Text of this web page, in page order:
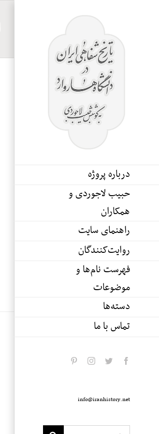
درباره پروژه
حبیب لاجوردی و
همکاران
راهنمای سایت
روایت‌کنندگان
فهرست نام‌ها و
موضوعات
دسته‌ها
تماس با ما
facebook
twitter
instagram
info@iranhistory.net